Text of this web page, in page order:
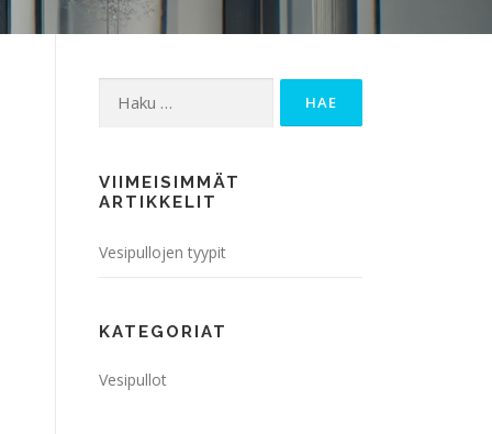
Haku:
VIIMEISIMMÄT
ARTIKKELIT
Vesipullojen tyypit
KATEGORIAT
Vesipullot